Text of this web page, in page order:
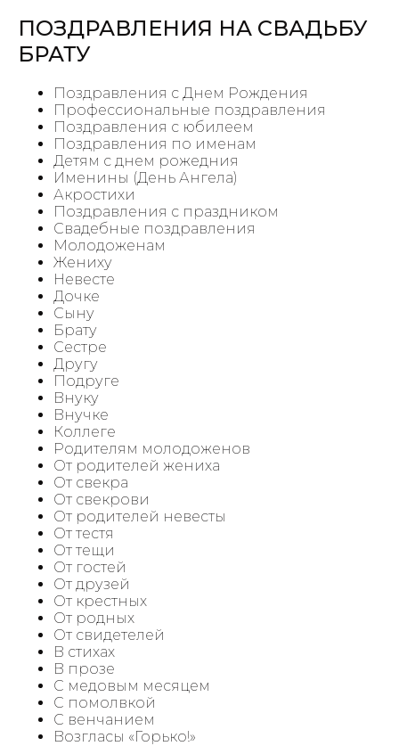
ПОЗДРАВЛЕНИЯ НА СВАДЬБУ
БРАТУ
Поздравления с Днем Рождения
Профессиональные поздравления
Поздравления с юбилеем
Поздравления по именам
Детям с днем рожедния
Именины (День Ангела)
Акростихи
Поздравления с праздником
Свадебные поздравления
Молодоженам
Жениху
Невесте
Дочке
Сыну
Брату
Сестре
Другу
Подруге
Внуку
Внучке
Коллеге
Родителям молодоженов
От родителей жениха
От свекра
От свекрови
От родителей невесты
От тестя
От тещи
От гостей
От друзей
От крестных
От родных
От свидетелей
В стихах
В прозе
С медовым месяцем
С помолвкой
С венчанием
Возгласы «Горько!»